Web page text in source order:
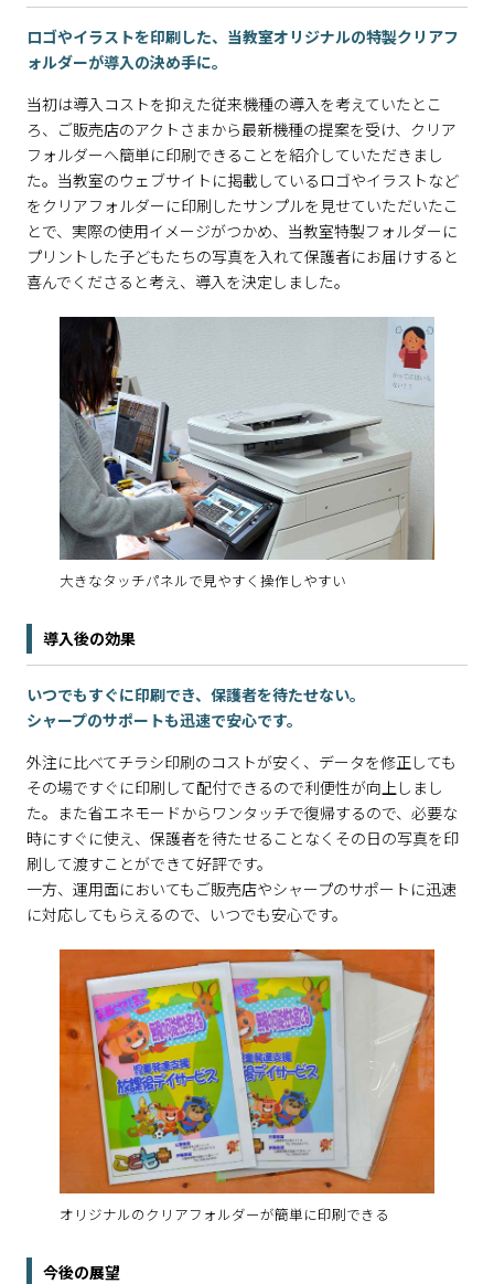
ロゴやイラストを印刷した、当教室オリジナルの特製クリアフ
ォルダーが導入の決め手に。
当初は導入コストを抑えた従来機種の導入を考えていたとこ
ろ、ご販売店のアクトさまから最新機種の提案を受け、クリア
フォルダーへ簡単に印刷できることを紹介していただきまし
た。当教室のウェブサイトに掲載しているロゴやイラストなど
をクリアフォルダーに印刷したサンプルを見せていただいたこ
とで、実際の使用イメージがつかめ、当教室特製フォルダーに
プリントした子どもたちの写真を入れて保護者にお届けすると
喜んでくださると考え、導入を決定しました。
大きなタッチパネルで見やすく操作しやすい
導入後の効果
いつでもすぐに印刷でき、保護者を待たせない。
シャープのサポートも迅速で安心です。
外注に比べてチラシ印刷のコストが安く、データを修正しても
その場ですぐに印刷して配付できるので利便性が向上しまし
た。また省エネモードからワンタッチで復帰するので、必要な
時にすぐに使え、保護者を待たせることなくその日の写真を印
刷して渡すことができて好評です。
一方、運用面においてもご販売店やシャープのサポートに迅速
に対応してもらえるので、いつでも安心です。
オリジナルのクリアフォルダーが簡単に印刷できる
今後の展望